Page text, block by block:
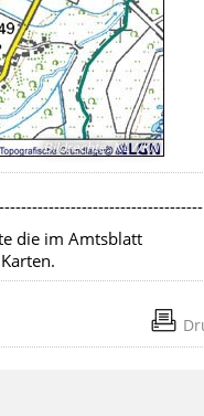
Bildrechte:NLWKN
die im Amtsblatt